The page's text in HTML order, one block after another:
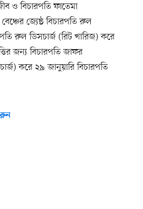
ও বিচারপতি ফাতেমা
জ্যেষ্ঠ বিচারপতি রুল
রুল ডিসচার্জ (রিট খারিজ) করে
জন্য বিচারপতি জাফর
করে ২৯ জানুয়ারি বিচারপতি